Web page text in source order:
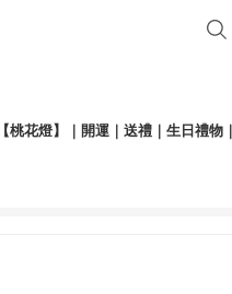
花燈】｜開運｜送禮｜生日禮物